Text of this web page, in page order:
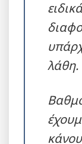
λάθη.